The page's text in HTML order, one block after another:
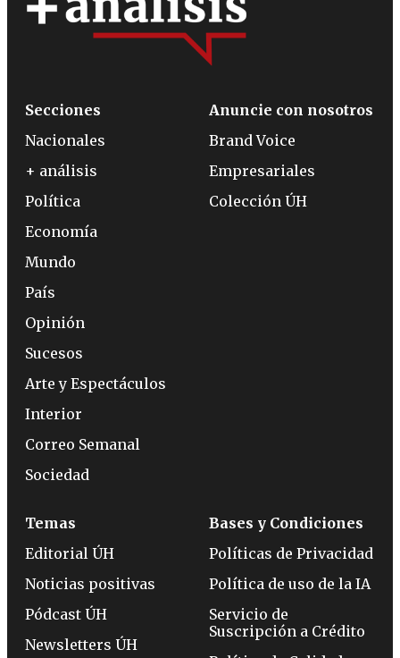
Secciones
Nacionales
+ análisis
Política
Economía
Mundo
País
Opinión
Sucesos
Arte y Espectáculos
Interior
Correo Semanal
Sociedad
Anuncie con nosotros
Brand Voice
Empresariales
Colección ÚH
Temas
Editorial ÚH
Noticias positivas
Pódcast ÚH
Newsletters ÚH
Bases y Condiciones
Políticas de Privacidad
Política de uso de la IA
Servicio de
Suscripción a Crédito